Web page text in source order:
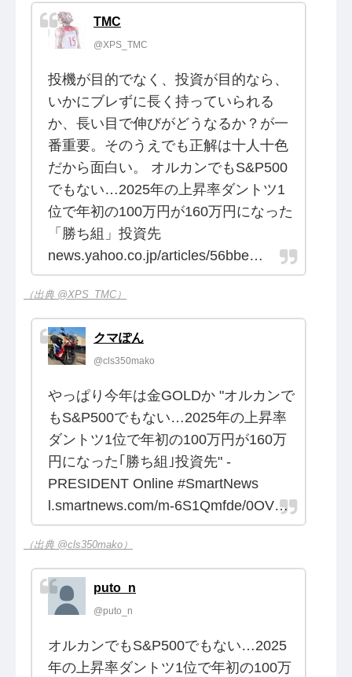
TMC
@XPS_TMC
投機が目的でなく、投資が目的なら、
いかにブレずに長く持っていられる
か、長い目で伸びがどうなるか？が一
番重要。そのうえでも正解は十人十色
だから面白い。 オルカンでもS&P500
でもない…2025年の上昇率ダントツ1
位で年初の100万円が160万円になった
「勝ち組」投資先
news.yahoo.co.jp/articles/56bbe…
（出典 @XPS_TMC）
クマぽん
@cls350mako
やっぱり今年は金GOLDか "オルカンで
もS&P500でもない…2025年の上昇率
ダントツ1位で年初の100万円が160万
円になった｢勝ち組｣投資先" -
PRESIDENT Online #SmartNews
l.smartnews.com/m-6S1Qmfde/0OV…
（出典 @cls350mako）
puto_n
@puto_n
オルカンでもS&P500でもない…2025
年の上昇率ダントツ1位で年初の100万